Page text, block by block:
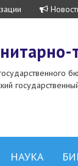
НАУКА